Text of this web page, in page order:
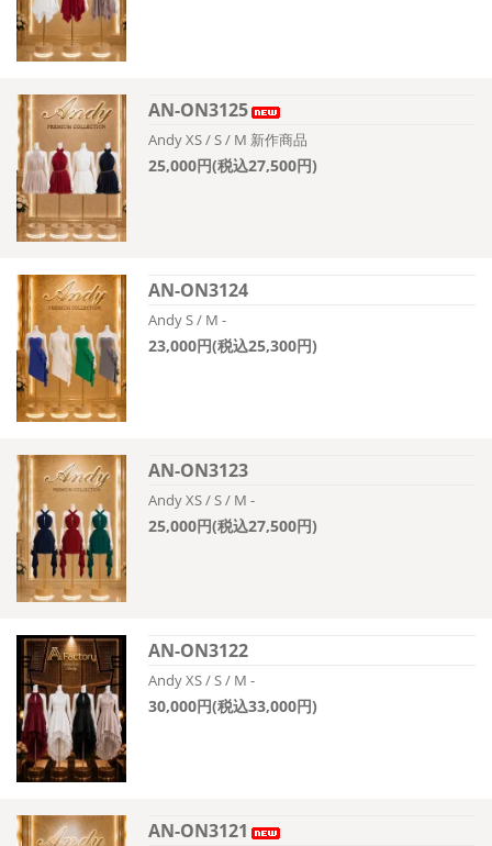
AN-ON3125
Andy XS / S / M 新作商品
25,000円(税込27,500円)
AN-ON3124
Andy S / M -
23,000円(税込25,300円)
AN-ON3123
Andy XS / S / M -
25,000円(税込27,500円)
AN-ON3122
Andy XS / S / M -
30,000円(税込33,000円)
AN-ON3121